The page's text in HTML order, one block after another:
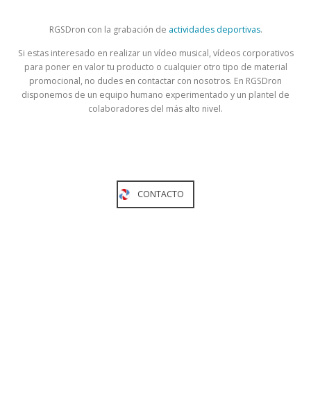
RGSDron con la grabación de actividades deportivas.
Si estas interesado en realizar un vídeo musical, vídeos corporativos
para poner en valor tu producto o cualquier otro tipo de material
promocional, no dudes en contactar con nosotros. En RGSDron
disponemos de un equipo humano experimentado y un plantel de
colaboradores del más alto nivel.
CONTACTO